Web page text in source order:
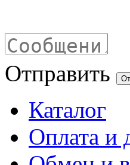
Отправить
Каталог
Оплата и